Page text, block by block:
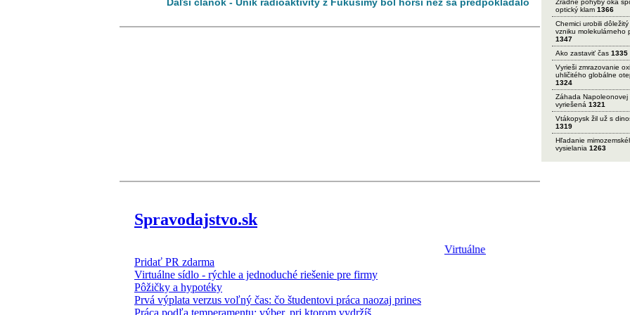
Zradné pohyby oka
optický klam 1366
Chemici urobili dôležitý
vzniku molekulárneho
1347
Ako zastaviť čas 1335
Vyrieši zmrazovanie
uhličitého globálne
1324
Záhada Napoleonovej
vyriešená 1321
Vtákopysk žil už s
1319
Hľadanie
vysielania 1263